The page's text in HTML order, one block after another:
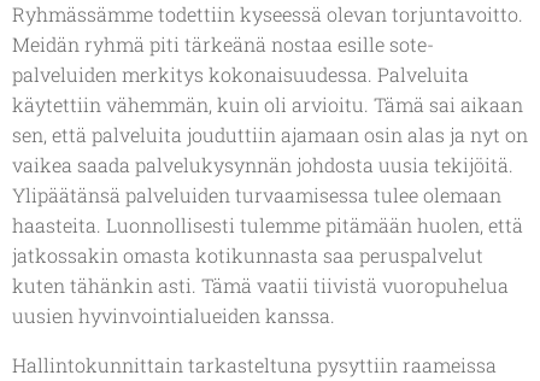
Ryhmässämme todettiin kyseessä olevan torjuntavoitto.
Meidän ryhmä piti tärkeänä nostaa esille sote-
palveluiden merkitys kokonaisuudessa. Palveluita
käytettiin vähemmän, kuin oli arvioitu. Tämä sai aikaan
sen, että palveluita jouduttiin ajamaan osin alas ja nyt on
vaikea saada palvelukysynnän johdosta uusia tekijöitä.
Ylipäätänsä palveluiden turvaamisessa tulee olemaan
haasteita. Luonnollisesti tulemme pitämään huolen, että
jatkossakin omasta kotikunnasta saa peruspalvelut
kuten tähänkin asti. Tämä vaatii tiivistä vuoropuhelua
uusien hyvinvointialueiden kanssa.
Hallintokunnittain tarkasteltuna pysyttiin raameissa